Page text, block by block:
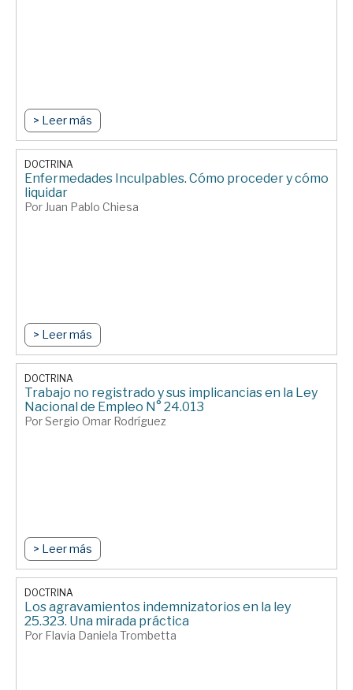
> Leer más
DOCTRINA
Enfermedades Inculpables. Cómo proceder y cómo
liquidar
Por Juan Pablo Chiesa
> Leer más
DOCTRINA
Trabajo no registrado y sus implicancias en la Ley
Nacional de Empleo N° 24.013
Por Sergio Omar Rodríguez
> Leer más
DOCTRINA
Los agravamientos indemnizatorios en la ley
25.323. Una mirada práctica
Por Flavia Daniela Trombetta